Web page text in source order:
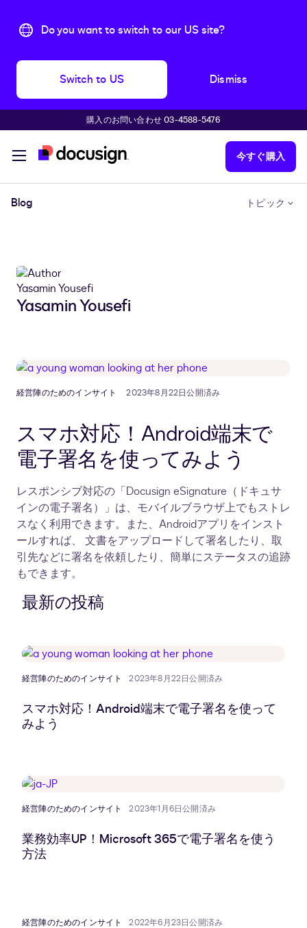
Do you want to switch to our US site?
Switch to US Dismiss
購入のお問い合わせ 03-4588-5476
今すぐ購入
Blog トピック
Yasamin Yousefi
経営陣のためのインサイト 2023年8月22日公開済み
スマホ対応！Android端末で
電子署名を使ってみよう
レスポンシブ対応の「Docusign eSignature（ドキュサ
インの電子署名）」は、モバイルブラウザ上でもストレ
スなく利用できます。また、Androidアプリをインスト
ールすれば、 文書をアップロードして署名したり、取
引先などに署名を依頼したり、簡単にステータスの追跡
もできます。
最新の投稿
経営陣のためのインサイト 2023年8月22日公開済み
スマホ対応！Android端末で電子署名を使って
みよう
経営陣のためのインサイト 2023年1月6日公開済み
業務効率UP！Microsoft 365で電子署名を使う
方法
経営陣のためのインサイト 2022年6月23日公開済み